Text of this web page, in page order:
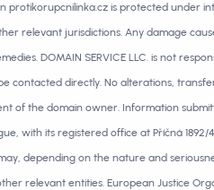
protikorupcnilinka.cz is protected
relevant jurisdictions. Any damage
DOMAIN SERVICE LLC. is not
contacted directly. No alterations,
of the domain owner. Information
with its registered office at Příčná 1892/
depending on the nature and
relevant entities. European Justice